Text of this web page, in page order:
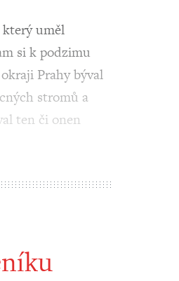
který uměl
si k podzimu
Prahy býval
stromů a
ten či onen